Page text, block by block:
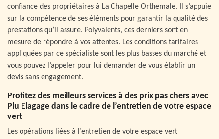
confiance des propriétaires à La Chapelle Orthemale. Il s’appuie
sur la compétence de ses éléments pour garantir la qualité des
prestations qu’il assure. Polyvalents, ces derniers sont en
mesure de répondre à vos attentes. Les conditions tarifaires
appliquées par ce spécialiste sont les plus basses du marché et
vous pouvez l’appeler pour lui demander de vous établir un
devis sans engagement.
Profitez des meilleurs services à des prix pas chers avec
Plu Elagage dans le cadre de l’entretien de votre espace
vert
Les opérations liées à l’entretien de votre espace vert